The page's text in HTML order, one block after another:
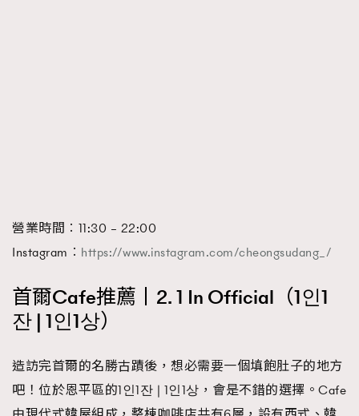
營業時間︰11:30 – 22:00
Instagram︰ https://www.instagram.com/cheongsudang_/
首爾Cafe推薦丨2. 1 In Official（1인1
잔 | 1인1상）
造訪完首爾的名勝古蹟後，想必需要一個填飽肚子的地方
吧！位於恩平區的1인1잔 | 1인1상，會是不錯的選擇。Cafe